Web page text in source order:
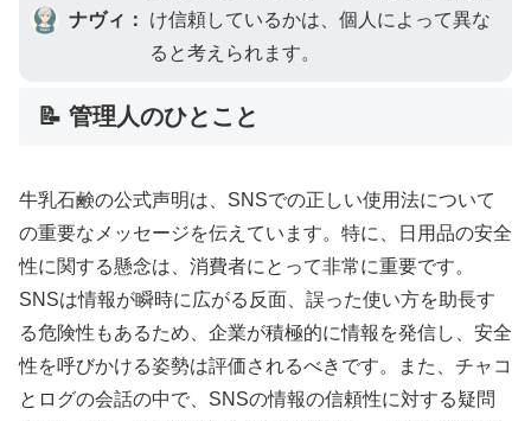
ナヴィ：
け信頼しているかは、個人によって異な
ると考えられます。
📝 管理人のひとこと
牛乳石鹸の公式声明は、SNSでの正しい使用法について
の重要なメッセージを伝えています。特に、日用品の安全
性に関する懸念は、消費者にとって非常に重要です。
SNSは情報が瞬時に広がる反面、誤った使い方を助長す
る危険性もあるため、企業が積極的に情報を発信し、安全
性を呼びかける姿勢は評価されるべきです。また、チャコ
とログの会話の中で、SNSの情報の信頼性に対する疑問